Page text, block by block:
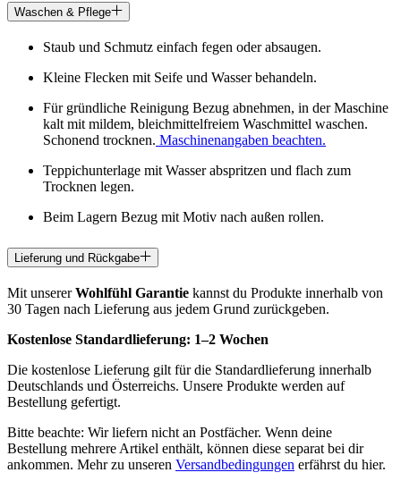
Waschen & Pflege
Staub und Schmutz einfach fegen oder absaugen.
Kleine Flecken mit Seife und Wasser behandeln.
Für gründliche Reinigung Bezug abnehmen, in der Maschine
kalt mit mildem, bleichmittelfreiem Waschmittel waschen.
Schonend trocknen. Maschinenangaben beachten.
Teppichunterlage mit Wasser abspritzen und flach zum
Trocknen legen.
Beim Lagern Bezug mit Motiv nach außen rollen.
Lieferung und Rückgabe
Mit unsererWohlfühl Garantie kannst du Produkte innerhalb von
30 Tagen nach Lieferung aus jedem Grund zurückgeben.
Kostenlose Standardlieferung: 1–2 Wochen
Die kostenlose Lieferung gilt für die Standardlieferung innerhalb
Deutschlands und Österreichs. Unsere Produkte werden auf
Bestellung gefertigt.
Bitte beachte: Wir liefern nicht an Postfächer. Wenn deine
Bestellung mehrere Artikel enthält, können diese separat bei dir
ankommen. Mehr zu unseren Versandbedingungen erfährst du hier.